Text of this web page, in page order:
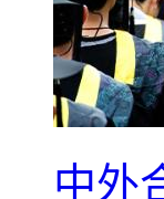
中外